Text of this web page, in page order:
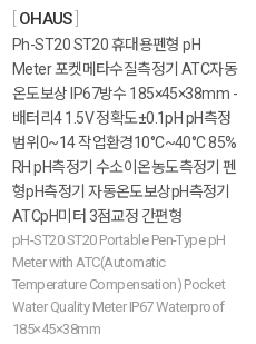
OHAUS
Ph-ST20 ST20 휴대용펜형 pH
Meter 포켓메타수질측정기 ATC자동
온도보상 IP67방수 185×45×38mm -
배터리4 1.5V 정확도±0.1pH pH측정
범위0~14 작업환경10°C~40°C 85%
RH pH측정기 수소이온농도측정기 펜
형pH측정기 자동온도보상pH측정기
ATCpH미터 3점교정 간편형
pH-ST20 ST20 Portable Pen-Type pH
Meter with ATC(Automatic
Temperature Compensation) Pocket
Water Quality Meter IP67 Waterproof
185×45×38mm